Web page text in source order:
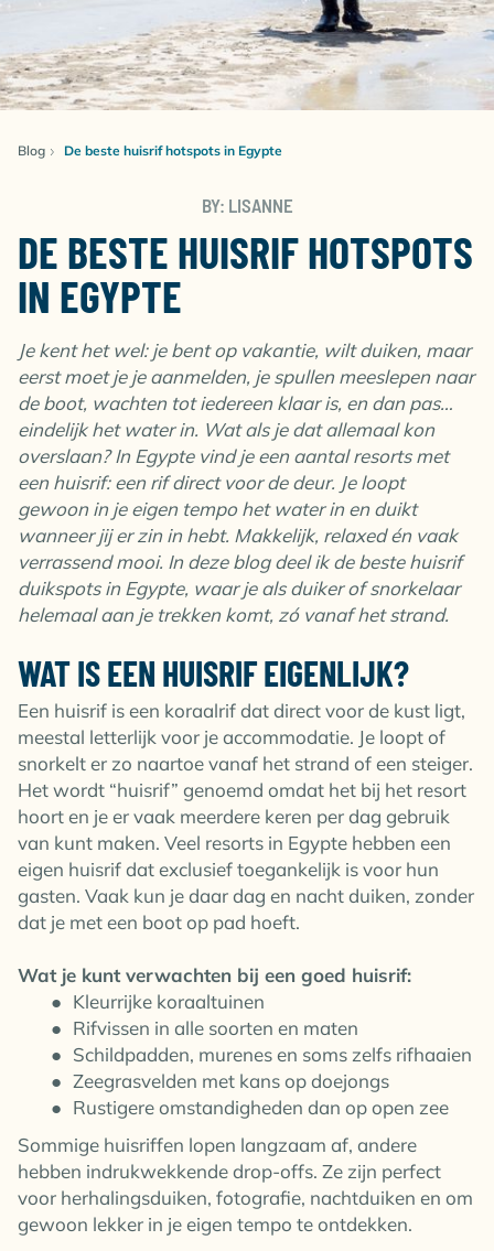
Blog De beste huisrif hotspots in Egypte
BY: LISANNE
DE BESTE HUISRIF HOTSPOTS
IN EGYPTE
Je kent het wel: je bent op vakantie, wilt duiken, maar
eerst moet je je aanmelden, je spullen meeslepen naar
de boot, wachten tot iedereen klaar is, en dan pas…
eindelijk het water in. Wat als je dat allemaal kon
overslaan? In Egypte vind je een aantal resorts met
een huisrif: een rif direct voor de deur. Je loopt
gewoon in je eigen tempo het water in en duikt
wanneer jij er zin in hebt. Makkelijk, relaxed én vaak
verrassend mooi. In deze blog deel ik de beste huisrif
duikspots in Egypte, waar je als duiker of snorkelaar
helemaal aan je trekken komt, zó vanaf het strand.
WAT IS EEN HUISRIF EIGENLIJK?
Een huisrif is een koraalrif dat direct voor de kust ligt,
meestal letterlijk voor je accommodatie. Je loopt of
snorkelt er zo naartoe vanaf het strand of een steiger.
Het wordt “huisrif” genoemd omdat het bij het resort
hoort en je er vaak meerdere keren per dag gebruik
van kunt maken. Veel resorts in Egypte hebben een
eigen huisrif dat exclusief toegankelijk is voor hun
gasten. Vaak kun je daar dag en nacht duiken, zonder
dat je met een boot op pad hoeft.
Wat je kunt verwachten bij een goed huisrif:
Kleurrijke koraaltuinen
Rifvissen in alle soorten en maten
Schildpadden, murenes en soms zelfs rifhaaien
Zeegrasvelden met kans op doejongs
Rustigere omstandigheden dan op open zee
Sommige huisriffen lopen langzaam af, andere
hebben indrukwekkende drop-offs. Ze zijn perfect
voor herhalingsduiken, fotografie, nachtduiken en om
gewoon lekker in je eigen tempo te ontdekken.